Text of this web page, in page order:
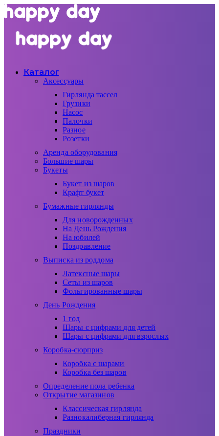
Каталог
Аксессуары
Гирлянда тассел
Грузики
Насос
Палочки
Разное
Розетки
Аренда оборудования
Большие шары
Букеты
Букет из шаров
Крафт букет
Бумажные гирлянды
Для новорожденных
На День Рождения
На юбилей
Поздравление
Выписка из роддома
Латексные шары
Сеты из шаров
Фольгированные шары
День Рождения
1 год
Шары с цифрами для детей
Шары с цифрами для взрослых
Коробка-сюрприз
Коробка с шарами
Коробка без шаров
Определение пола ребенка
Открытие магазинов
Классическая гирлянда
Разнокалиберная гирлянда
Праздники